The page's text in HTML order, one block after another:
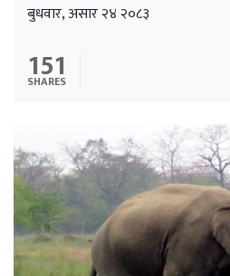
बुधवार, असार २४ २०८३
151
SHARES